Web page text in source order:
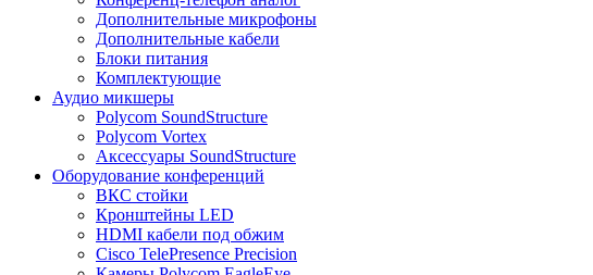
Дополнительные микрофоны
Дополнительные кабели
Блоки питания
Комплектующие
Аудио микшеры
Polycom SoundStructure
Polycom Vortex
Аксессуары SoundStructure
Оборудование конференций
ВКС стойки
Кронштейны LED
HDMI кабели под обжим
Cisco TelePresence Precision